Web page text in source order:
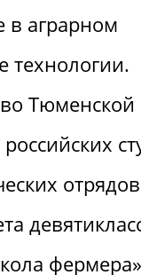
в аграрном
технологии.
Тюменской
фермера»